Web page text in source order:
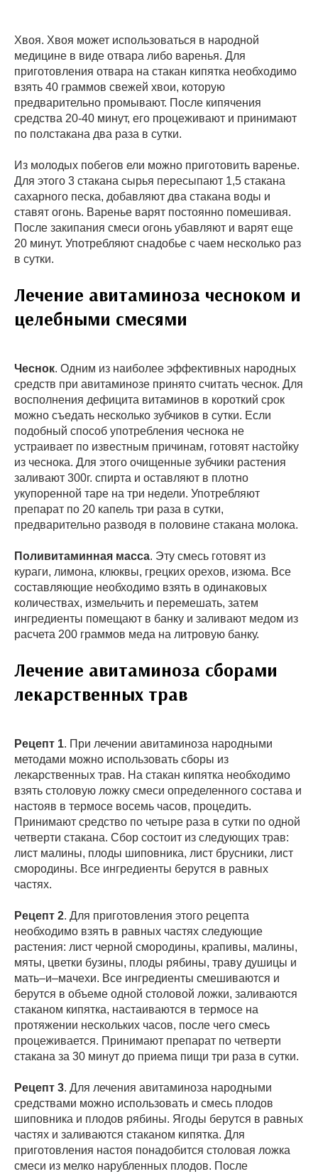
Хвоя. Хвоя может использоваться в народной
медицине в виде отвара либо варенья. Для
приготовления отвара на стакан кипятка необходимо
взять 40 граммов свежей хвои, которую
предварительно промывают. После кипячения
средства 20-40 минут, его процеживают и принимают
по полстакана два раза в сутки.
Из молодых побегов ели можно приготовить варенье.
Для этого 3 стакана сырья пересыпают 1,5 стакана
сахарного песка, добавляют два стакана воды и
ставят огонь. Варенье варят постоянно помешивая.
После закипания смеси огонь убавляют и варят еще
20 минут. Употребляют снадобье с чаем несколько раз
в сутки.
Лечение авитаминоза чесноком и
целебными смесями
Чеснок. Одним из наиболее эффективных народных
средств при авитаминозе принято считать чеснок. Для
восполнения дефицита витаминов в короткий срок
можно съедать несколько зубчиков в сутки. Если
подобный способ употребления чеснока не
устраивает по известным причинам, готовят настойку
из чеснока. Для этого очищенные зубчики растения
заливают 300г. спирта и оставляют в плотно
укупоренной таре на три недели. Употребляют
препарат по 20 капель три раза в сутки,
предварительно разводя в половине стакана молока.
Поливитаминная масса. Эту смесь готовят из
кураги, лимона, клюквы, грецких орехов, изюма. Все
составляющие необходимо взять в одинаковых
количествах, измельчить и перемешать, затем
ингредиенты помещают в банку и заливают медом из
расчета 200 граммов меда на литровую банку.
Лечение авитаминоза сборами
лекарственных трав
Рецепт 1. При лечении авитаминоза народными
методами можно использовать сборы из
лекарственных трав. На стакан кипятка необходимо
взять столовую ложку смеси определенного состава и
настояв в термосе восемь часов, процедить.
Принимают средство по четыре раза в сутки по одной
четверти стакана. Сбор состоит из следующих трав:
лист малины, плоды шиповника, лист брусники, лист
смородины. Все ингредиенты берутся в равных
частях.
Рецепт 2. Для приготовления этого рецепта
необходимо взять в равных частях следующие
растения: лист черной смородины, крапивы, малины,
мяты, цветки бузины, плоды рябины, траву душицы и
мать–и–мачехи. Все ингредиенты смешиваются и
берутся в объеме одной столовой ложки, заливаются
стаканом кипятка, настаиваются в термосе на
протяжении нескольких часов, после чего смесь
процеживается. Принимают препарат по четверти
стакана за 30 минут до приема пищи три раза в сутки.
Рецепт 3. Для лечения авитаминоза народными
средствами можно использовать и смесь плодов
шиповника и плодов рябины. Ягоды берутся в равных
частях и заливаются стаканом кипятка. Для
приготовления настоя понадобится столовая ложка
смеси из мелко нарубленных плодов. После